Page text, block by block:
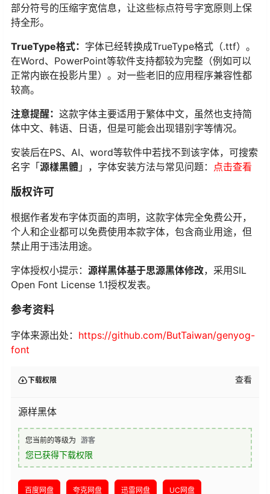
部分符号的压缩字宽信息，让这些标点符号字宽原则上保
持全形。
TrueType格式： 字体已经转换成TrueType格式（.ttf）。
在Word、PowerPoint等软件支持都较为完整（例如可以
正常内嵌在投影片里）。对一些老旧的应用程序兼容性都
较高。
注意提醒： 这款字体主要适用于繁体中文，虽然也支持简
体中文、韩语、日语，但是可能会出现错别字等情况。
安装后在PS、AI、word等软件中若找不到该字体，可搜索
名字「源樣黑體 」，字体安装方法与常见问题： 点击查看
版权许可
根据作者发布字体页面的声明，这款字体完全免费公开，
个人和企业都可以免费使用本款字体，包含商业用途，但
禁止用于违法用途。
字体授权小提示： 源样黑体基于思源黑体修改，采用SIL
Open Font License 1.1授权发表。
参考资料
字体来源出处： https://github.com/ButTaiwan/genyog-
font
下载权限 查看
源样黑体
您当前的等级为 游客
您已获得下载权限
百度网盘 夸克网盘 迅雷网盘 UC网盘